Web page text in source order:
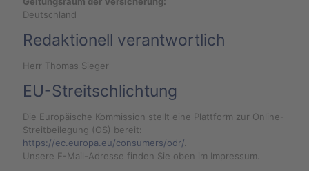
Deutschland
Redaktionell verantwortlich
Herr Thomas Sieger
EU-Streitschlichtung
Die Europäische Kommission stellt eine Plattform zur Online-
Streitbeilegung (OS) bereit:
https://ec.europa.eu/consumers/odr/
Unsere E-Mail-Adresse finden Sie oben im Impressum.